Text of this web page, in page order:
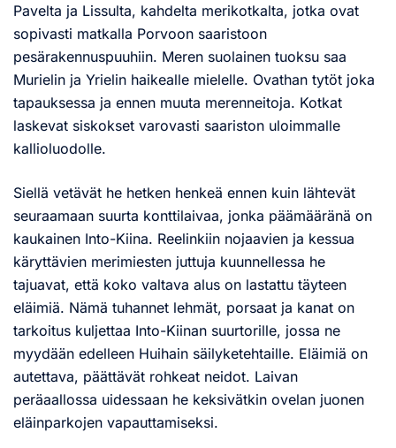
Pavelta ja Lissulta, kahdelta merikotkalta, jotka ovat
sopivasti matkalla Porvoon saaristoon
pesärakennuspuuhiin. Meren suolainen tuoksu saa
Murielin ja Yrielin haikealle mielelle. Ovathan tytöt joka
tapauksessa ja ennen muuta merenneitoja. Kotkat
laskevat siskokset varovasti saariston uloimmalle
kallioluodolle.
Siellä vetävät he hetken henkeä ennen kuin lähtevät
seuraamaan suurta konttilaivaa, jonka päämääränä on
kaukainen Into-Kiina. Reelinkiin nojaavien ja kessua
käryttävien merimiesten juttuja kuunnellessa he
tajuavat, että koko valtava alus on lastattu täyteen
eläimiä. Nämä tuhannet lehmät, porsaat ja kanat on
tarkoitus kuljettaa Into-Kiinan suurtorille, jossa ne
myydään edelleen Huihain säilyketehtaille. Eläimiä on
autettava, päättävät rohkeat neidot. Laivan
peräaallossa uidessaan he keksivätkin ovelan juonen
eläinparkojen vapauttamiseksi.